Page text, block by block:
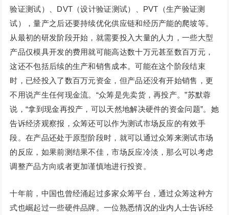
验证测试）、DVT（设计验证测试）、PVT（生产验证测
试），量产之后还要持续优化供应链和经历产能的爬坡等。
从最初的研发阶段开始，就需要投入大量的人力，一些大型
产品仅模具开发的费用就可能高达数十万元甚至数百万元，
这还不包括后续的生产和销售成本。可能在这个阶段结束
时，已经投入了数百万元资金，但产品还没有开始销售，更
不用说产生任何现金流。“众筹是先卖货，再投产。”苏默蓉
说，“拿到现金再投产，可以天然地解决硬件的资金问题”。她
告诉经济观察报，众筹还可以作为测试市场反应的有效手
段。在产品还处于原型阶段时，就可以通过众筹来测试市场
的反应，如果前测结果不佳，市场反应冷淡，那么可以考虑
调整产品方向或者更加谨慎地进行投资。
十年前，中国也曾经涌起过多家众筹平台，通过众筹这种方
式也崛起过一些硬件品牌。一位熟悉情况的业内人士告诉经